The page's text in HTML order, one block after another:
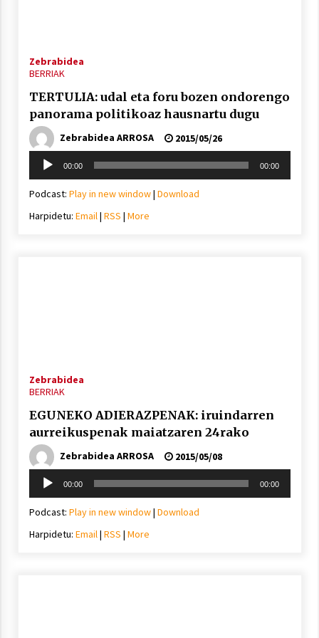
Arrosaren 20 urteez
2021/07/06
Hala Bedi irratiko Hizpidea saioan
Arrosaren 20 urteez
2021/07/03
Arrosaren laburpen bideoa Hamaika
2021/06/30
Zebrabidea
BERRIAK
TERTULIA: udal eta foru bozen ondorengo
panorama politikoaz hausnartu dugu
Zebrabidea ARROSA
2015/05/26
Soinu
erreproduzigailua
00:00 00:00
Podcast: Play in new window| Download
Harpidetu: Email| RSS | More
Zebrabidea
BERRIAK
EGUNEKO ADIERAZPENAK: iruindarren
aurreikuspenak maiatzaren 24rako
Zebrabidea ARROSA
2015/05/08
Soinu
erreproduzigailua
00:00 00:00
Podcast: Play in new window| Download
Harpidetu: Email| RSS | More